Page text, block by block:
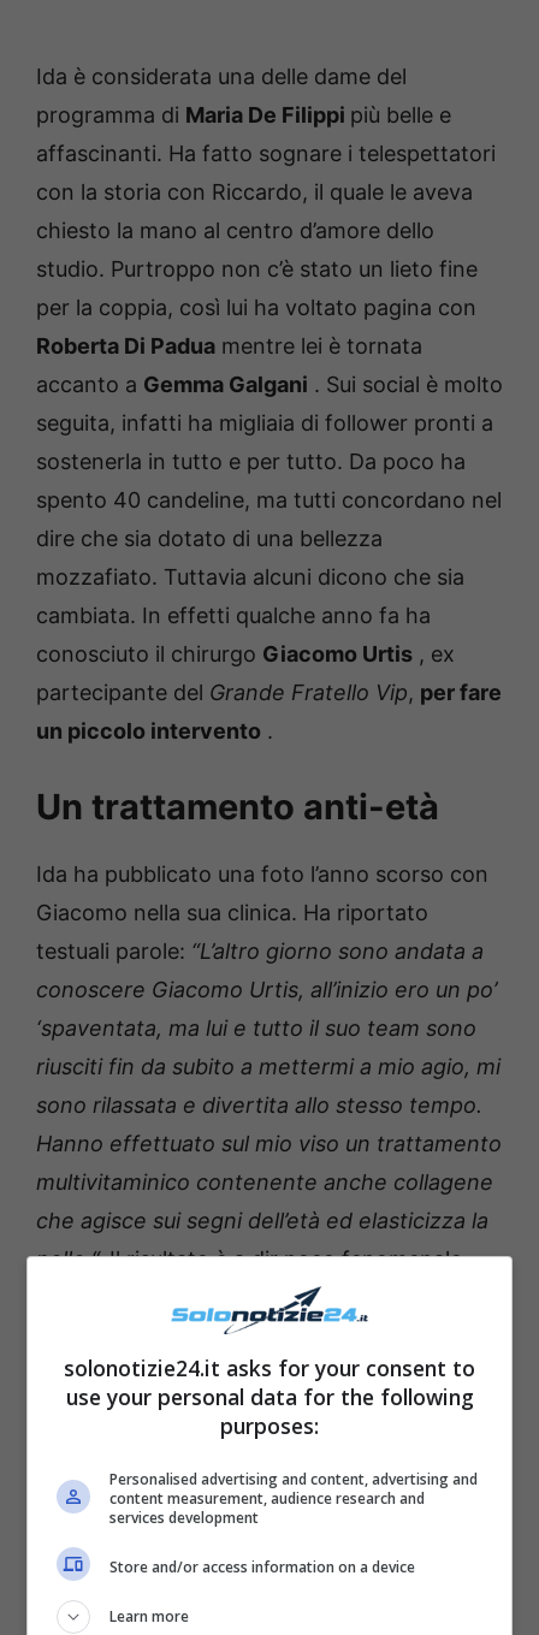
Ida è considerata una delle dame del
programma di Maria De Filippi più belle e
affascinanti. Ha fatto sognare i telespettatori
con la storia con Riccardo, il quale le aveva
chiesto la mano al centro d’amore dello
studio. Purtroppo non c’è stato un lieto fine
per la coppia, così lui ha voltato pagina con
Roberta Di Padua mentre lei è tornata
accanto a Gemma Galgani . Sui social è molto
seguita, infatti ha migliaia di follower pronti a
sostenerla in tutto e per tutto. Da poco ha
spento 40 candeline, ma tutti concordano nel
dire che sia dotato di una bellezza
mozzafiato. Tuttavia alcuni dicono che sia
cambiata. In effetti qualche anno fa ha
conosciuto il chirurgo Giacomo Urtis , ex
partecipante del Grande Fratello Vip, per fare
un piccolo intervento .
Un trattamento anti-età
Ida ha pubblicato una foto l’anno scorso con
Giacomo nella sua clinica. Ha riportato
testuali parole: “L’altro giorno sono andata a
conoscere Giacomo Urtis, all’inizio ero un po’
‘spaventata, ma lui e tutto il suo team sono
riusciti fin da subito a mettermi a mio agio, mi
sono rilassata e divertita allo stesso tempo.
Hanno effettuato sul mio viso un trattamento
multivitaminico contenente anche collagene
che agisce sui segni dell’età ed elasticizza la
pelle “.Il risultato è a dir poco fenomenale,
anche se tanti sostengono che non ne aveva
solonotizie24.it asks for your consent to
use your personal data for the following
purposes:
Personalised advertising and content, advertising and
content measurement, audience research and
services development
Store and/or access information on a device
Learn more